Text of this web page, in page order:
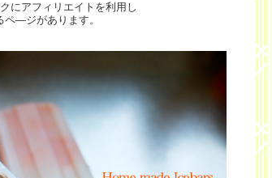
にアフィリエイトを利用し
ペ―ジがあります。